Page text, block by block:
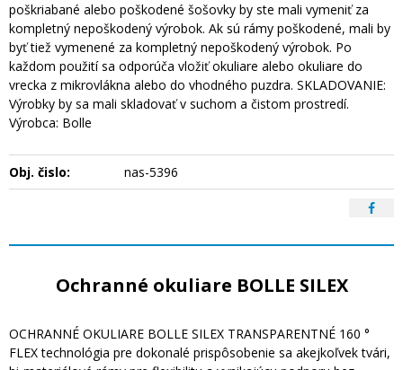
poškriabané alebo poškodené šošovky by ste mali vymeniť za
kompletný nepoškodený výrobok. Ak sú rámy poškodené, mali by
byť tiež vymenené za kompletný nepoškodený výrobok. Po
každom použití sa odporúča vložiť okuliare alebo okuliare do
vrecka z mikrovlákna alebo do vhodného puzdra. SKLADOVANIE:
Výrobky by sa mali skladovať v suchom a čistom prostredí.
Výrobca: Bolle
Obj. čislo: nas-5396
Ochranné okuliare BOLLE SILEX
OCHRANNÉ OKULIARE BOLLE SILEX TRANSPARENTNÉ 160 °
FLEX technológia pre dokonalé prispôsobenie sa akejkoľvek tvári,